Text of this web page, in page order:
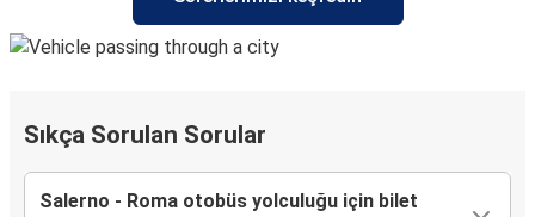
Sıkça Sorulan Sorular
Salerno - Roma otobüs yolculuğu için bilet